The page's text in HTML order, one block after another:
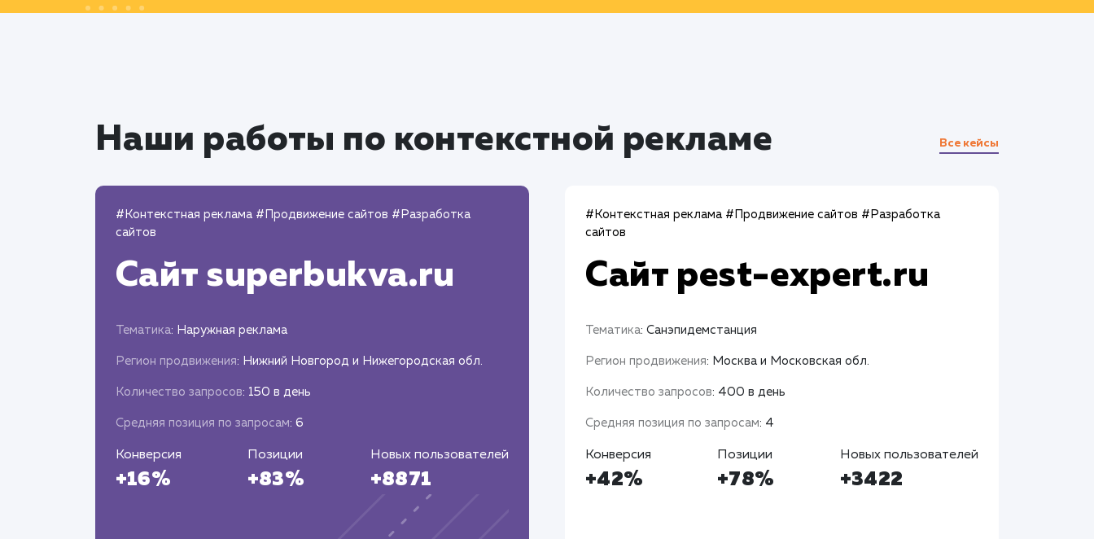
Наши работы по контекстной рекламе Все кейсы
#Контекстная реклама #Продвижение сайтов #Разработка
сайтов
Сайт superbukva.ru
Тематика: Наружная реклама
Регион продвижения: Нижний Новгород и Нижегородская обл.
Количество запросов: 150 в день
Средняя позиция по запросам: 6
Конверсия
+16%
Позиции
+83%
Новых пользователей
+8871
#Контекстная реклама #Продвижение сайтов #Разработка
сайтов
Сайт pest-expert.ru
Тематика: Санэпидемстанция
Регион продвижения: Москва и Московская обл.
Количество запросов: 400 в день
Средняя позиция по запросам: 4
Конверсия
+42%
Позиции
+78%
Новых пользователей
+3422